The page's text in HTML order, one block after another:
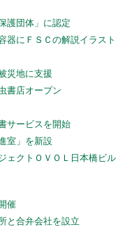
護団体」に認定
器にＦＳＣの解説イラスト
災地に支援
書店オープン
サービスを開始
室」を新設
ェクトＯＶＯＬ日本橋ビル
催
と合弁会社を設立